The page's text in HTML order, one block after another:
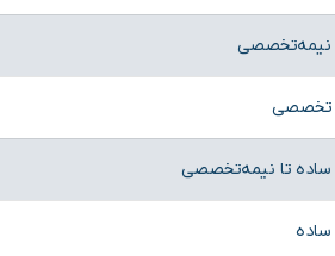
نیمه‌تخصصی
تخصصی
ساده تا نیمه‌تخصصی
ساده